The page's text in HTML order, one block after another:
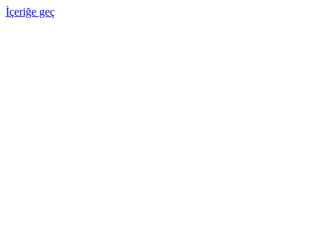
İçeriğe geç